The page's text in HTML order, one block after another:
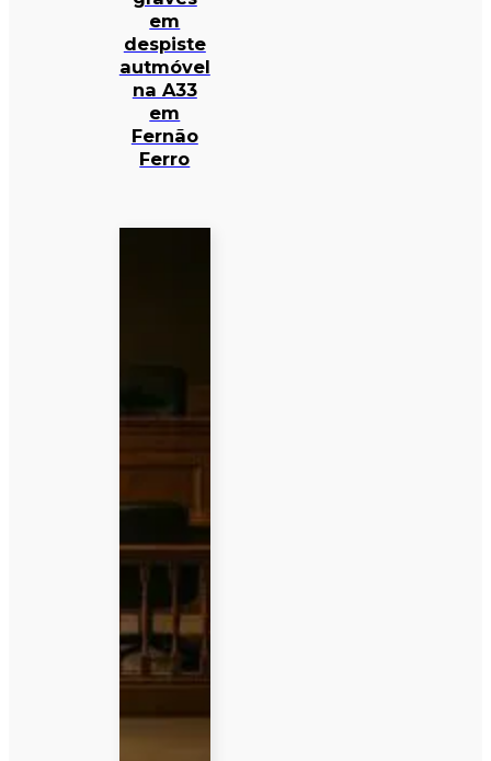
em
despiste
autmóvel
na A33
em
Fernão
Ferro